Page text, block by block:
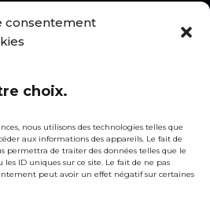
consentement
choix.
nous utilisons des technologies telles que
aux informations des appareils. Le fait de
permettra de traiter des données telles que le
ID uniques sur ce site. Le fait de ne pas
peut avoir un effet négatif sur certaines